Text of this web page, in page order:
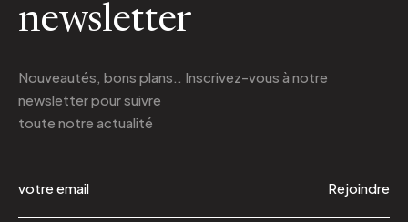
newsletter
Nouveautés, bons plans.. Inscrivez-vous à notre
newsletterpour suivre
toute notre actualité
Rejoindre